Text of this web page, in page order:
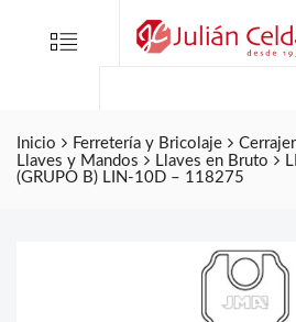
Menu
Inicio Ferretería y Bricolaje
Llaves y Mandos
Llaves en Bruto
(GRUPO B) LIN-10D – 118275
Folletos
Contacto